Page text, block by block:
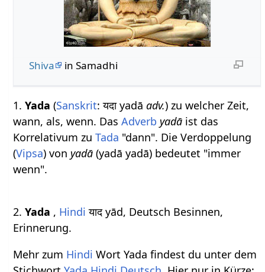
Shiva in Samadhi
1.Yada (Sanskrit: यदा yadāadv.) zu welcher Zeit,
wann, als, wenn. DasAdverb yadā ist das
Korrelativum zuTada "dann". Die Verdoppelung
(Vipsa) von yadā (yadā yadā) bedeutet "immer
wenn".
2.Yada , Hindi याद yād, Deutsch Besinnen,
Erinnerung.
Mehr zum Hindi Wort Yada findest du unter dem